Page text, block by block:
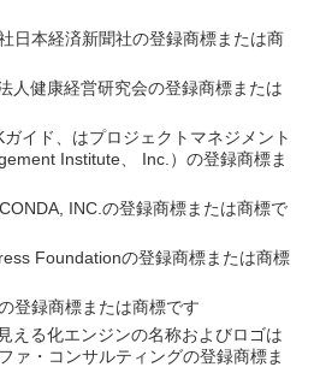
日本経済新聞社の登録商標または商
人健康経営研究会の登録商標または
ガイド、はプロジェクトマネジメント
Institute、 Inc.）の登録商標ま
INC.の登録商標または商標で
Foundationの登録商標または商標
登録商標または商標です
える化エンジンの名称およびロゴは
ァ・コンサルティングの登録商標ま